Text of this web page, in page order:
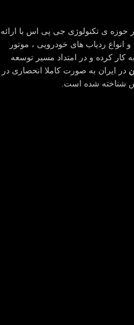
حوزه ی تکنولوژی جی پی اس با ارائه
انواع ردیاب های خودرویی ، موتور
کرده و در امتداد مسیر توسعه
در ایران به صورت کاملا انحصاری در
شناخته شده است.